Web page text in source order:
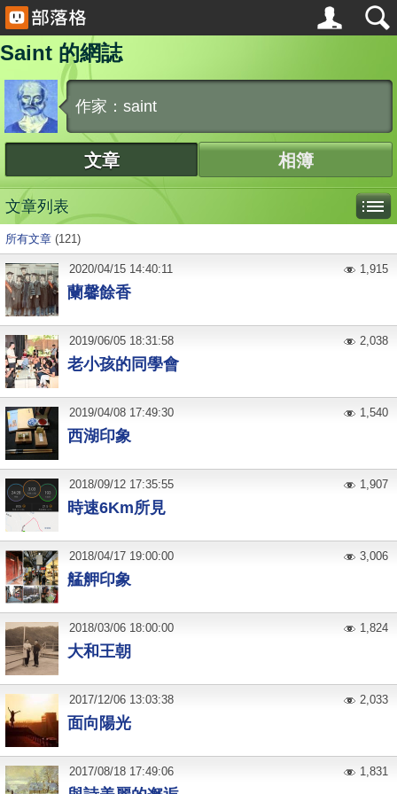
Saint 的網誌
作家：saint
文章 相簿
文章列表
所有文章 (121)
蘭馨餘香
2020/04/15 14:40:11 1,915
老小孩的同學會
2019/06/05 18:31:58 2,038
西湖印象
2019/04/08 17:49:30 1,540
時速6Km所見
2018/09/12 17:35:55 1,907
艋舺印象
2018/04/17 19:00:00 3,006
大和王朝
2018/03/06 18:00:00 1,824
面向陽光
2017/12/06 13:03:38 2,033
2017/08/18 17:49:06 1,831